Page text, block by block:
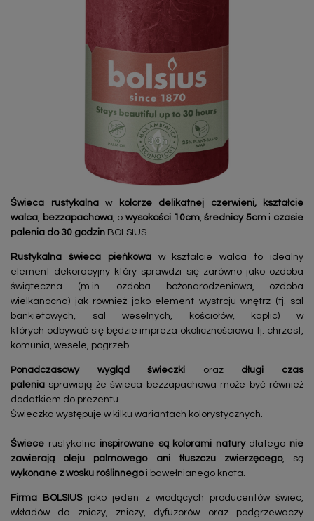
Świeca rustykalnaw kolorze delikatnej czerwieni,
kształcie
walca
bezzapachowa, o wysokości 10cm,średnicy 5cmi czasie
palenia do 30 godzin BOLSIUS.
Rustykalna świeca pieńkowa w kształcie walca to idealny
element dekoracyjny który sprawdzi się zarówno jako ozdoba
świąteczna (m.in. ozdoba bożonarodzeniowa, ozdoba
wielkanocna) jak również jako element wystroju wnętrz (tj. sal
bankietowych, sal weselnych, kościołów, kaplic) w
których odbywać się będzie impreza okolicznościowa tj. chrzest,
komunia, wesele, pogrzeb.
Ponadczasowy wygląd świeczki orazdługi czas
palenia sprawiają że świeca bezzapachowa może być również
dodatkiem do prezentu.
Świeczka występuje w kilku wariantach kolorystycznych.
Świece rustykalne inspirowane są kolorami naturydlatego nie
zawierają oleju palmowego
ani tłuszczu zwierzęcego, są
wykonane z wosku roślinnegoi bawełnianego knota.
Firma BOLSIUSjako jeden z wiodących producentów świec,
wkładów do zniczy, zniczy, dyfuzorów oraz podgrzewaczy